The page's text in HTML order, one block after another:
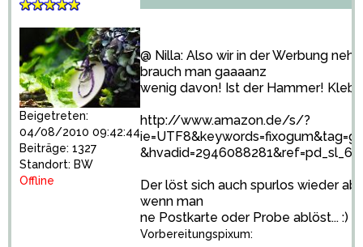
Beigetreten:
04/08/2010 09:42:44
Beiträge: 1327
Standort: BW
Offline
@ Nilla: Also wir in der Werbung
brauch man gaaaanz
wenig davon! Ist der Hammer!
http://www.amazon.de/s/?
Der löst sich auch spurlos wieder
wenn man
ne Postkarte oder Probe ablöst... :)
Vorbereitungspixum: